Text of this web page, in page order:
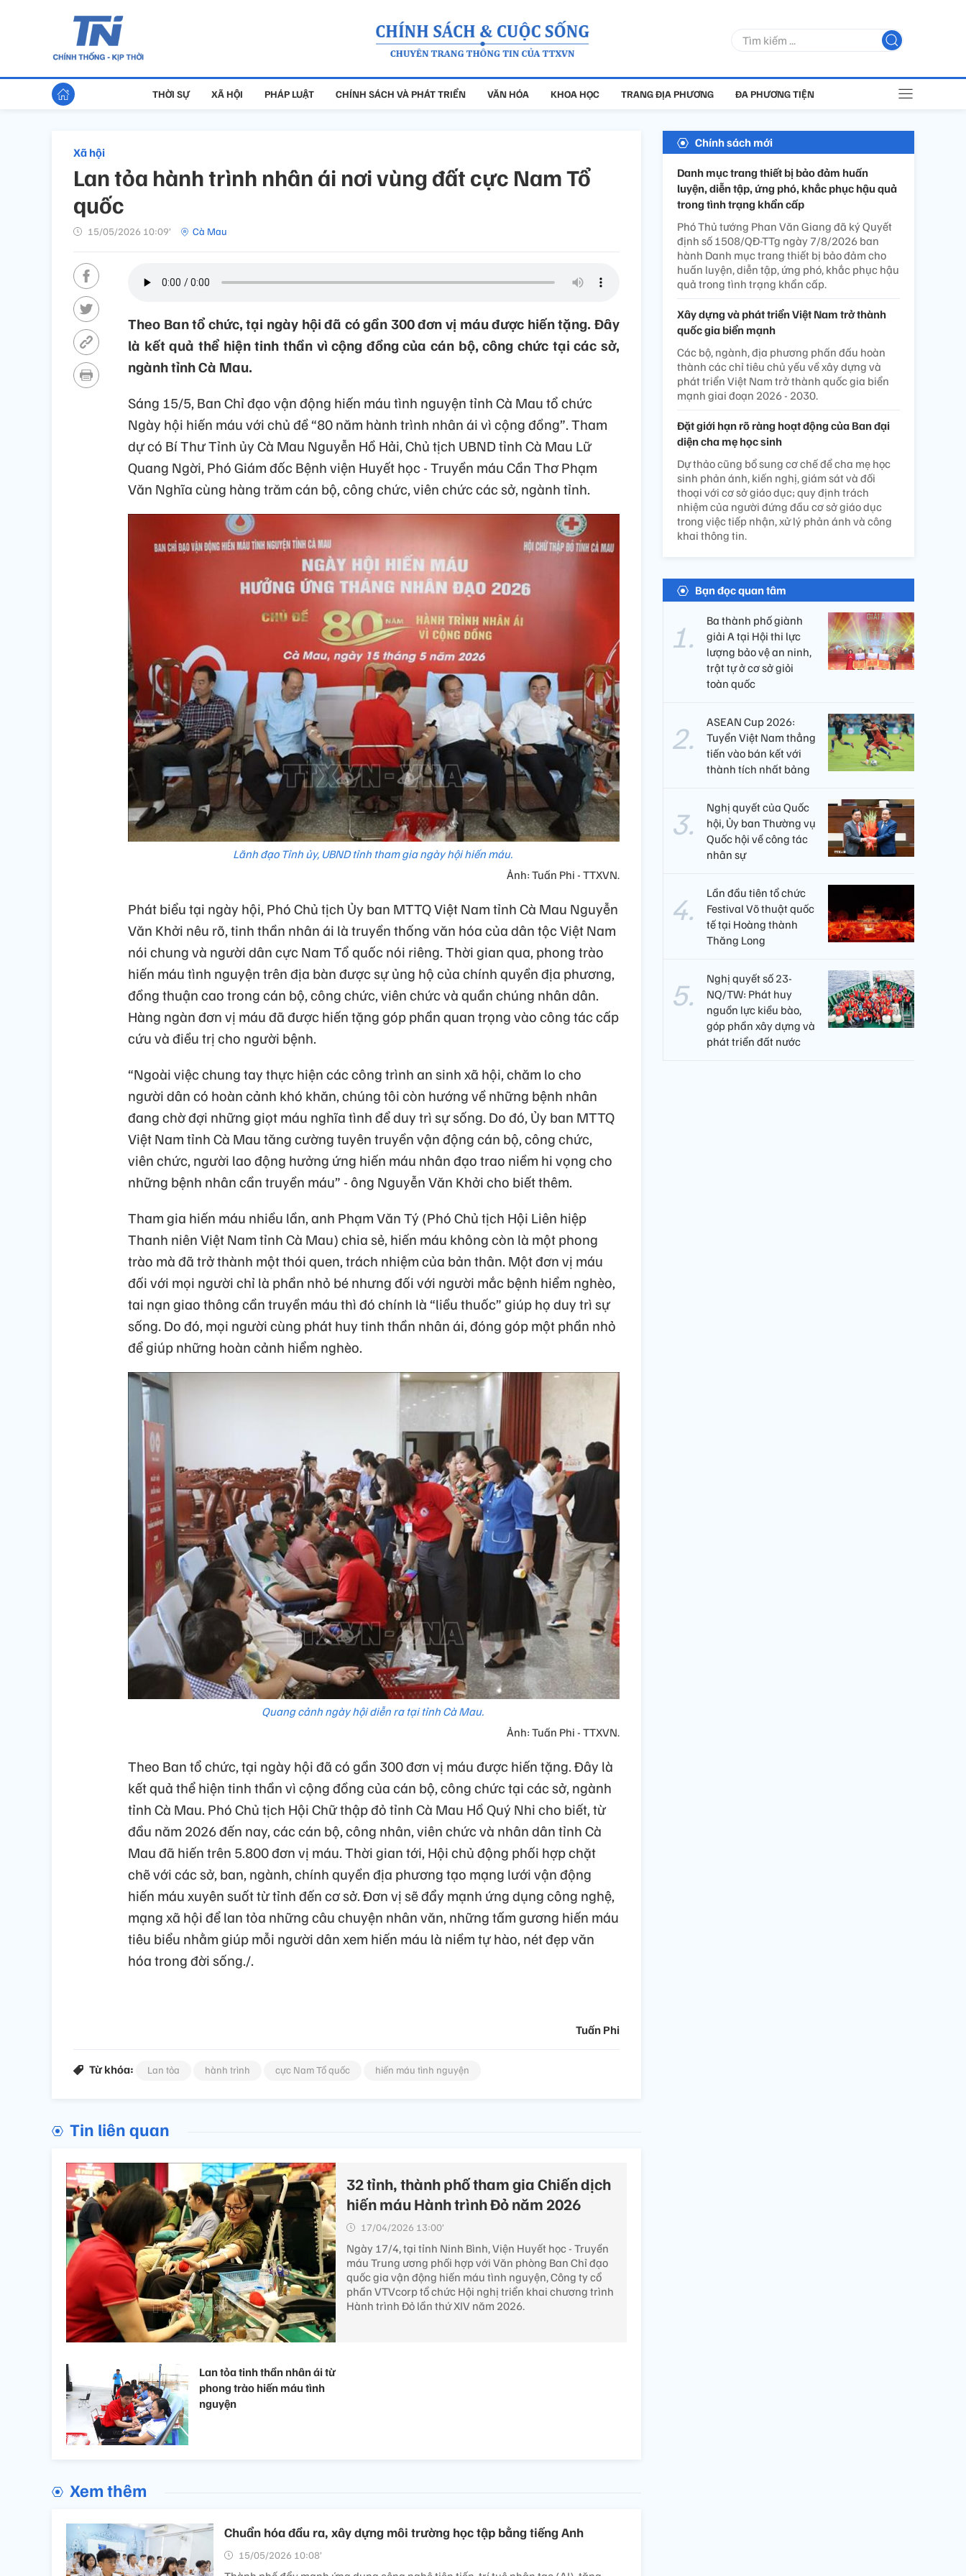
THỜI SỰ XÃ HỘI PHÁP LUẬT CHÍNH SÁCH VÀ PHÁT TRIỂN VĂN HÓA KHOA HỌC TRANG ĐỊA PHƯƠNG ĐA PHƯƠNG TIỆN
Xã hội
Lan tỏa hành trình nhân ái nơi vùng đất cực Nam Tổ
quốc
15/05/2026 10:09’ Cà Mau
Theo Ban tổ chức, tại ngày hội đã có gần 300 đơn vị máu được hiến tặng. Đây
là kết quả thể hiện tinh thần vì cộng đồng của cán bộ, công chức tại các sở,
ngành tỉnh Cà Mau.
Sáng 15/5, Ban Chỉ đạo vận động hiến máu tình nguyện tỉnh Cà Mau tổ chức
Ngày hội hiến máu với chủ đề “80 năm hành trình nhân ái vì cộng đồng”. Tham
dự có Bí Thư Tỉnh ủy Cà Mau Nguyễn Hồ Hải, Chủ tịch UBND tỉnh Cà Mau Lữ
Quang Ngời, Phó Giám đốc Bệnh viện Huyết học - Truyền máu Cần Thơ Phạm
Văn Nghĩa cùng hàng trăm cán bộ, công chức, viên chức các sở, ngành tỉnh.
Lãnh đạo Tỉnh ủy, UBND tỉnh tham gia ngày hội hiến máu.
Ảnh: Tuấn Phi - TTXVN.
Phát biểu tại ngày hội, Phó Chủ tịch Ủy ban MTTQ Việt Nam tỉnh Cà Mau Nguyễn
Văn Khởi nêu rõ, tinh thần nhân ái là truyền thống văn hóa của dân tộc Việt Nam
nói chung và người dân cực Nam Tổ quốc nói riêng. Thời gian qua, phong trào
hiến máu tình nguyện trên địa bàn được sự ủng hộ của chính quyền địa phương,
đồng thuận cao trong cán bộ, công chức, viên chức và quần chúng nhân dân.
Hàng ngàn đơn vị máu đã được hiến tặng góp phần quan trọng vào công tác cấp
cứu và điều trị cho người bệnh.
“Ngoài việc chung tay thực hiện các công trình an sinh xã hội, chăm lo cho
người dân có hoàn cảnh khó khăn, chúng tôi còn hướng về những bệnh nhân
đang chờ đợi những giọt máu nghĩa tình để duy trì sự sống. Do đó, Ủy ban MTTQ
Việt Nam tỉnh Cà Mau tăng cường tuyên truyền vận động cán bộ, công chức,
viên chức, người lao động hưởng ứng hiến máu nhân đạo trao niềm hi vọng cho
những bệnh nhân cần truyền máu” - ông Nguyễn Văn Khởi cho biết thêm.
Tham gia hiến máu nhiều lần, anh Phạm Văn Tý (Phó Chủ tịch Hội Liên hiệp
Thanh niên Việt Nam tỉnh Cà Mau) chia sẻ, hiến máu không còn là một phong
trào mà đã trở thành một thói quen, trách nhiệm của bản thân. Một đơn vị máu
đối với mọi người chỉ là phần nhỏ bé nhưng đối với người mắc bệnh hiểm nghèo,
tai nạn giao thông cần truyền máu thì đó chính là “liều thuốc” giúp họ duy trì sự
sống. Do đó, mọi người cùng phát huy tinh thần nhân ái, đóng góp một phần nhỏ
để giúp những hoàn cảnh hiểm nghèo.
Quang cảnh ngày hội diễn ra tại tỉnh Cà Mau.
Ảnh: Tuấn Phi - TTXVN.
Theo Ban tổ chức, tại ngày hội đã có gần 300 đơn vị máu được hiến tặng. Đây là
kết quả thể hiện tinh thần vì cộng đồng của cán bộ, công chức tại các sở, ngành
tỉnh Cà Mau. Phó Chủ tịch Hội Chữ thập đỏ tỉnh Cà Mau Hồ Quý Nhi cho biết, từ
đầu năm 2026 đến nay, các cán bộ, công nhân, viên chức và nhân dân tỉnh Cà
Mau đã hiến trên 5.800 đơn vị máu. Thời gian tới, Hội chủ động phối hợp chặt
chẽ với các sở, ban, ngành, chính quyền địa phương tạo mạng lưới vận động
hiến máu xuyên suốt từ tỉnh đến cơ sở. Đơn vị sẽ đẩy mạnh ứng dụng công nghệ,
mạng xã hội để lan tỏa những câu chuyện nhân văn, những tấm gương hiến máu
tiêu biểu nhằm giúp mỗi người dân xem hiến máu là niềm tự hào, nét đẹp văn
hóa trong đời sống./.
Tuấn Phi
Từ khóa: Lan tỏa hành trình cực Nam Tổ quốc hiến máu tình nguyện
Tin liên quan
32 tỉnh, thành phố tham gia Chiến dịch
hiến máu Hành trình Đỏ năm 2026
17/04/2026 13:00’
Ngày 17/4, tại tỉnh Ninh Bình, Viện Huyết học - Truyền
máu Trung ương phối hợp với Văn phòng Ban Chỉ đạo
quốc gia vận động hiến máu tình nguyện, Công ty cổ
phần VTVcorp tổ chức Hội nghị triển khai chương trình
Hành trình Đỏ lần thứ XIV năm 2026.
Lan tỏa tinh thần nhân ái từ
phong trào hiến máu tình
nguyện
Xem thêm
Chuẩn hóa đầu ra, xây dựng môi trường học tập bằng tiếng Anh
15/05/2026 10:08’
Chính sách mới
Danh mục trang thiết bị bảo đảm huấn
luyện, diễn tập, ứng phó, khắc phục hậu quả
trong tình trạng khẩn cấp
Phó Thủ tướng Phan Văn Giang đã ký Quyết
định số 1508/QĐ-TTg ngày 7/8/2026 ban
hành Danh mục trang thiết bị bảo đảm cho
huấn luyện, diễn tập, ứng phó, khắc phục hậu
quả trong tình trạng khẩn cấp.
Xây dựng và phát triển Việt Nam trở thành
quốc gia biển mạnh
Các bộ, ngành, địa phương phấn đấu hoàn
thành các chỉ tiêu chủ yếu về xây dựng và
phát triển Việt Nam trở thành quốc gia biển
mạnh giai đoạn 2026 - 2030.
Đặt giới hạn rõ ràng hoạt động của Ban đại
diện cha mẹ học sinh
Dự thảo cũng bổ sung cơ chế để cha mẹ học
sinh phản ánh, kiến nghị, giám sát và đối
thoại với cơ sở giáo dục; quy định trách
nhiệm của người đứng đầu cơ sở giáo dục
trong việc tiếp nhận, xử lý phản ánh và công
khai thông tin.
Bạn đọc quan tâm
Ba thành phố giành
giải A tại Hội thi lực
lượng bảo vệ an ninh,
trật tự ở cơ sở giỏi
toàn quốc
ASEAN Cup 2026:
Tuyển Việt Nam thẳng
tiến vào bán kết với
thành tích nhất bảng
Nghị quyết của Quốc
hội, Ủy ban Thường vụ
Quốc hội về công tác
nhân sự
Lần đầu tiên tổ chức
Festival Võ thuật quốc
tế tại Hoàng thành
Thăng Long
Nghị quyết số 23-
NQ/TW: Phát huy
nguồn lực kiều bào,
góp phần xây dựng và
phát triển đất nước